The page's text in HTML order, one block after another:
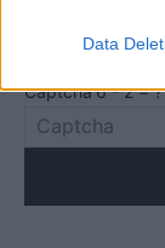
Data
aquest
Captcha6 - 2 = ?
the